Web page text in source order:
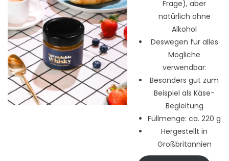
Frage), aber
natürlich ohne
Alkohol
Deswegen für alles
Mögliche
verwendbar:
Besonders gut zum
Beispiel als Käse-
Begleitung
Füllmenge: ca. 220 g
Hergestellt in
Großbritannien